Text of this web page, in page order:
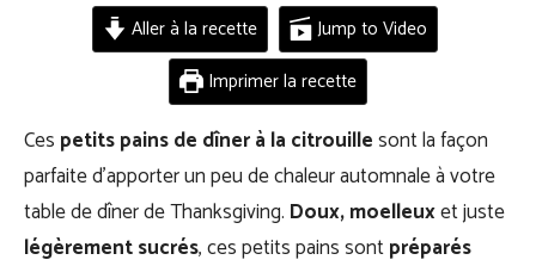
Aller à la recette
Jump to Video
Imprimer la recette
Ces petits pains de dîner à la citrouillesont la façon
parfaite d’apporter un peu de chaleur automnale à votre
table de dîner de Thanksgiving. Doux, moelleuxet juste
légèrement sucrés, ces petits pains sontpréparés